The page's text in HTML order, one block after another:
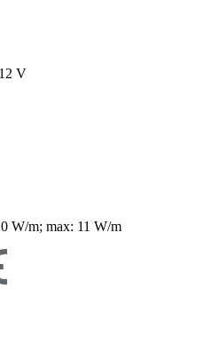
12 V
W/m; max: 11 W/m